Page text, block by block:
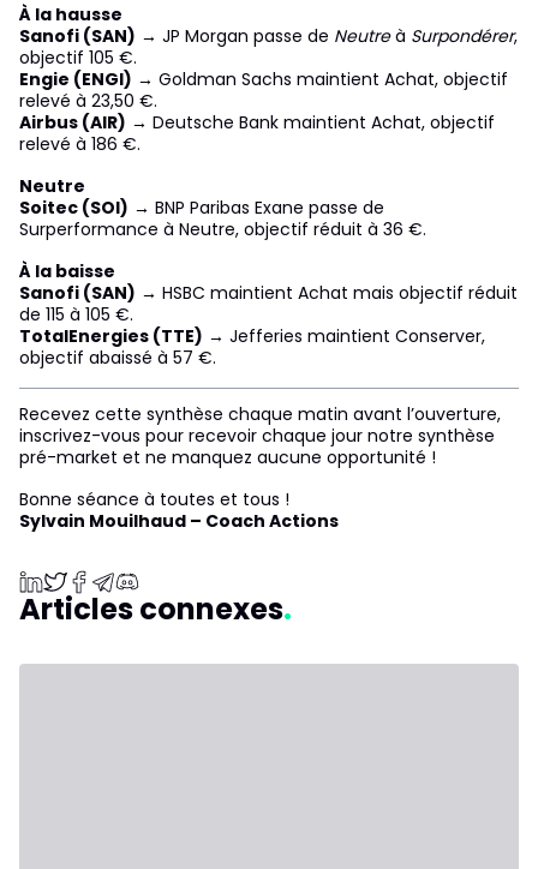
À la hausse
Sanofi (SAN) → JP Morgan passe de Neutreà Surpondérer,
objectif 105 €.
Engie (ENGI) → Goldman Sachs maintient Achat, objectif
relevé à 23,50 €.
Airbus (AIR) → Deutsche Bank maintient Achat, objectif
relevé à 186 €.
Neutre
Soitec (SOI) → BNP Paribas Exane passe de
Surperformance à Neutre, objectif réduit à 36 €.
À la baisse
Sanofi (SAN) → HSBC maintient Achat mais objectif réduit
de 115 à 105 €.
TotalEnergies (TTE) → Jefferies maintient Conserver,
objectif abaissé à 57 €.
Recevez cette synthèse chaque matin avant l’ouverture,
inscrivez-vous pour recevoir chaque jour notre synthèse
pré-market et ne manquez aucune opportunité !
Bonne séance à toutes et tous !
Sylvain Mouilhaud – Coach Actions
Articles connexes